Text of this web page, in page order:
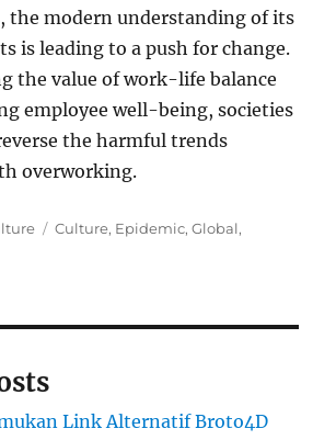
the modern understanding of its
is leading to a push for change.
the value of work-life balance
employee well-being, societies
the harmful trends
overworking.
Tags
Culture, Epidemic,Global,
Link Alternatif Broto4D